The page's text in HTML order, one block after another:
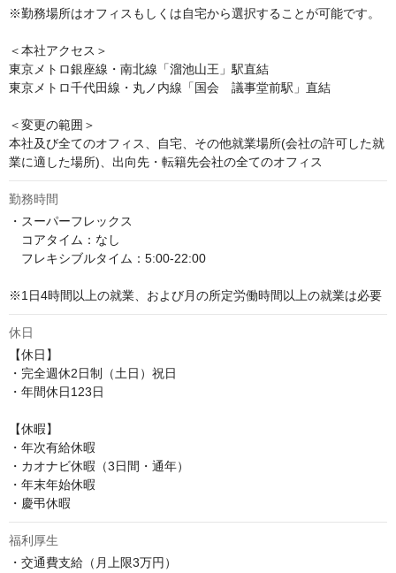
※勤務場所はオフィスもしくは自宅から選択することが可能です。
＜本社アクセス＞
東京メトロ銀座線・南北線「溜池山王」駅直結
東京メトロ千代田線・丸ノ内線「国会　議事堂前駅」直結
＜変更の範囲＞
本社及び全てのオフィス、自宅、その他就業場所(会社の許可した就
業に適した場所)、出向先・転籍先会社の全てのオフィス
勤務時間
・スーパーフレックス
コアタイム：なし
フレキシブルタイム：5:00-22:00
※1日4時間以上の就業、および月の所定労働時間以上の就業は必要
休日
【休日】
・完全週休2日制（土日）祝日
・年間休日123日
【休暇】
・年次有給休暇
・カオナビ休暇（3日間・通年）
・年末年始休暇
・慶弔休暇
福利厚生
・交通費支給（月上限3万円）